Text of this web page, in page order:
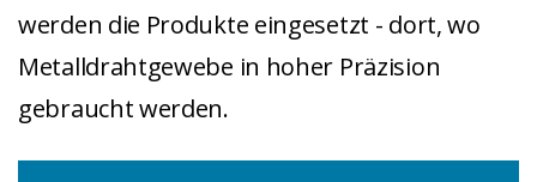
werden die Produkte eingesetzt - dort, wo
Metalldrahtgewebe in hoher Präzision
gebraucht werden.